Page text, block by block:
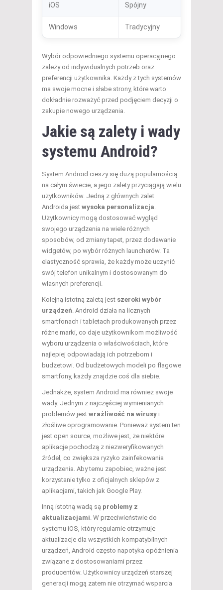
iOS Spójny
Windows Tradycyjny
Wybór odpowiedniego systemu operacyjnego
zależy od indywidualnych potrzeb oraz
preferencji użytkownika. Każdy z tych systemów
ma swoje mocne i słabe strony, które warto
dokładnie rozważyć przed podjęciem decyzji o
zakupie nowego urządzenia.
Jakie są zalety i wady
systemu Android?
System Android cieszy się dużą popularnością
na całym świecie, a jego zalety przyciągają wielu
użytkowników. Jedną z głównych zalet
Androida jest wysoka personalizacja
Użytkownicy mogą dostosować wygląd
swojego urządzenia na wiele różnych
sposobów, od zmiany tapet, przez dodawanie
widgetów, po wybór różnych launcherów. Ta
elastyczność sprawia, że każdy może uczynić
swój telefon unikalnym i dostosowanym do
własnych preferencji.
Kolejną istotną zaletą jest szeroki wybór
urządzeń . Android działa na licznych
smartfonach i tabletach produkowanych przez
różne marki, co daje użytkownikom możliwość
wyboru urządzenia o właściwościach, które
najlepiej odpowiadają ich potrzebom i
budżetowi. Od budżetowych modeli po flagowe
smartfony, każdy znajdzie coś dla siebie.
Jednakże, system Android ma również swoje
wady. Jednym z najczęściej wymienianych
problemów jest wrażliwość na wirusy i
złośliwe oprogramowanie. Ponieważ system ten
jest open source, możliwe jest, że niektóre
aplikacje pochodzą z niezweryfikowanych
źródeł, co zwiększa ryzyko zainfekowania
urządzenia. Aby temu zapobiec, ważne jest
korzystanie tylko z oficjalnych sklepów z
aplikacjami, takich jak Google Play.
Inną istotną wadą są problemy z
aktualizacjami . W przeciwieństwie do
systemu iOS, który regularnie otrzymuje
aktualizacje dla wszystkich kompatybilnych
urządzeń, Android często napotyka opóźnienia
związane z dostosowaniami przez
producentów. Użytkownicy urządzeń starszej
generacji mogą zatem nie otrzymać wsparcia